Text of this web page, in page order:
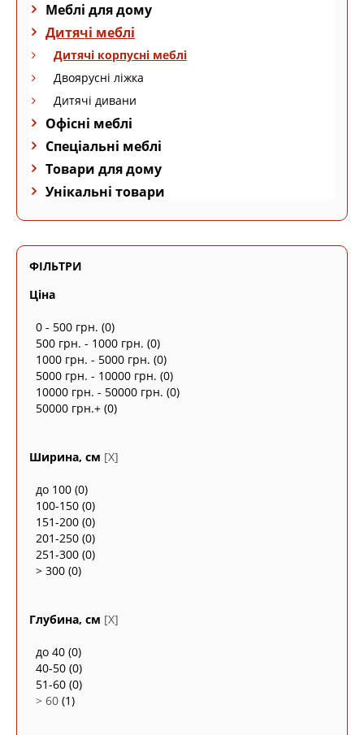
Меблі для дому
Дитячі меблі
Дитячі корпусні меблі
Двоярусні ліжка
Дитячі дивани
Офісні меблі
Спеціальні меблі
Товари для дому
Унікальні товари
ФІЛЬТРИ
Ціна
0 - 500 грн. (0)
500 грн. - 1000 грн. (0)
1000 грн. - 5000 грн. (0)
5000 грн. - 10000 грн. (0)
10000 грн. - 50000 грн. (0)
50000 грн.+ (0)
Ширина, см [X]
до 100 (0)
100-150 (0)
151-200 (0)
201-250 (0)
251-300 (0)
> 300 (0)
Глубина, см [X]
до 40 (0)
40-50 (0)
51-60 (0)
> 60 (1)